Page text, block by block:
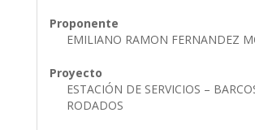
Proponente
EMILIANO RAMON FERNANDEZ
Proyecto
ESTACIÓN DE SERVICIOS –
RODADOS